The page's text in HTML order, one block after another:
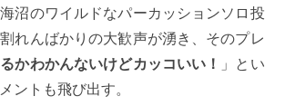
沼のワイルドなパーカッションソロ投
れんばかりの大歓声が湧き、そのプレ
かわかんないけどカッコいい！ 」とい
ントも飛び出す。